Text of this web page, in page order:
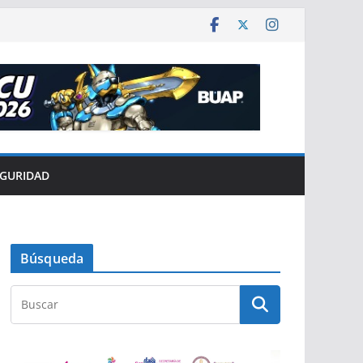
Búsqueda